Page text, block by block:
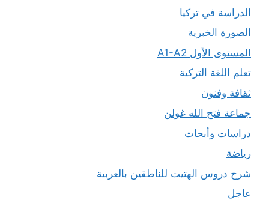
الدراسة في تركيا
الصورة الخبرية
المستوى الأول A1-A2
تعلم اللغة التركية
ثقافة وفنون
جماعة فتح الله غولن
دراسات وأبحاث
رياضة
شرح دروس الهتيت للناطقين بالعربية
عاجل